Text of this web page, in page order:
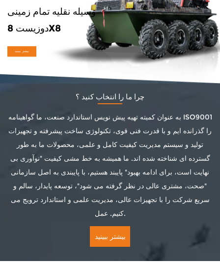
وسیله نقلیه تمام زمینی
دوزیست 8X8
بیشتر ببینید
چرا ما را انتخاب کنید ؟
به عنوان کمیته تهیه پیش نویس استاندارد صنعت، ما گواهینامه ISO9001
را گذرانده ایم و با قدرت فنی قوی، تکنولوژی ساخت پیشرفته و تجهیزات
تولید و سیستم مدیریت کیفیت کامل و علمی، محصولات ما به طور
گسترده ای شناخته شده اند. ما همیشه به خط مشی کیفیت "نوآوری بی
نهایت است، برای ادامه بهبود" پایبند هستیم، با پایبندی به اصل سازمانی
"صحت، مشتری عالی در نظر گرفته می شود"، توسعه پایدار، سالم و
سریع شرکت را با تجهیزات عالی، مدیریت علمی و استاندارد ترویج می
کنیم. عمل.
بیشتر ببینید